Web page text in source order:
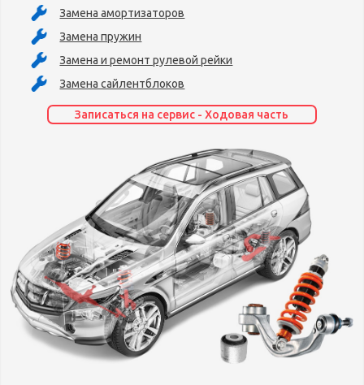
Замена амортизаторов
Замена пружин
Замена и ремонт рулевой рейки
Замена сайлентблоков
Записаться на сервис - Ходовая часть